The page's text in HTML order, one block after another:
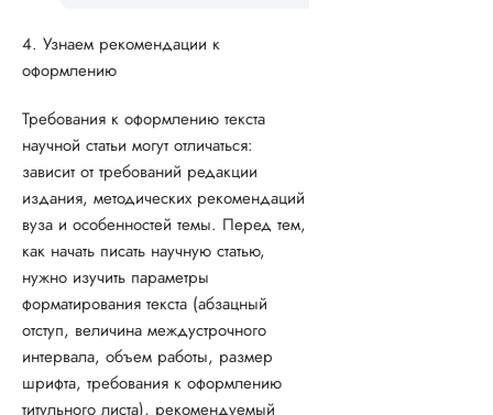
4. Узнаем рекомендации к
оформлению
Требования к оформлению текста
научной статьи могут отличаться:
зависит от требований редакции
издания, методических рекомендаций
вуза и особенностей темы. Перед тем,
как начать писать научную статью,
нужно изучить параметры
форматирования текста (абзацный
отступ, величина междустрочного
интервала, объем работы, размер
шрифта, требования к оформлению
титульного листа), рекомендуемый